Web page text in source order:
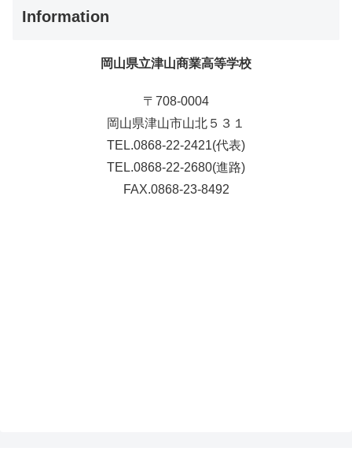
Information
岡山県立津山商業高等学校
〒708-0004
岡山県津山市山北５３１
TEL.0868-22-2421(代表)
TEL.0868-22-2680(進路)
FAX.0868-23-8492